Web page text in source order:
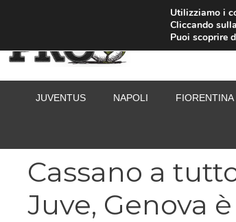
JUVENTUS NAPOLI FIORENTINA
Cassano a
Juve, Genova
Utilizziamo i
Cliccando
Puoi scoprire